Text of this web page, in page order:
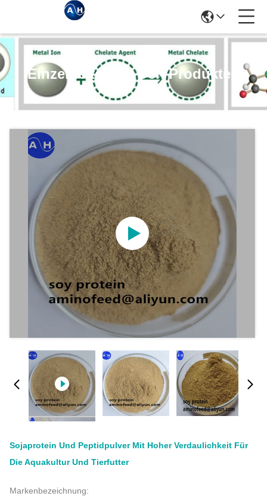
Einzelheiten Zu Den Produkten
Sojaprotein Und Peptidpulver Mit Hoher Verdaulichkeit Für
Die Aquakultur Und Tierfutter
Markenbezeichnung: